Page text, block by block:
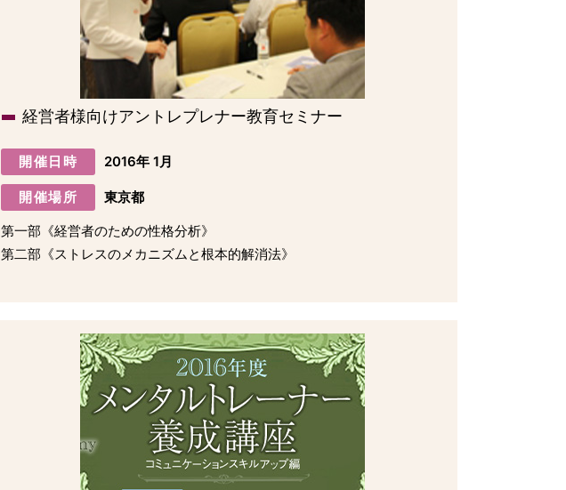
経営者様向けアントレプレナー教育セミナー
開催日時 2016年 1月
開催場所
東京都
第一部《経営者のための性格分析》
第二部《ストレスのメカニズムと根本的解消法》